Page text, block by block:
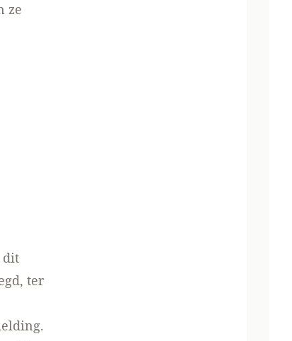
ze
dit
ter